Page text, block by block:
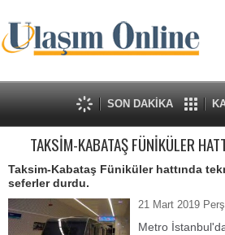
SON DAKİKA
TAKSİM-KABATAŞ FÜNİKÜLER
Taksim-Kabataş Füniküler hattında
seferler durdu.
21 Mart 2019
Metro